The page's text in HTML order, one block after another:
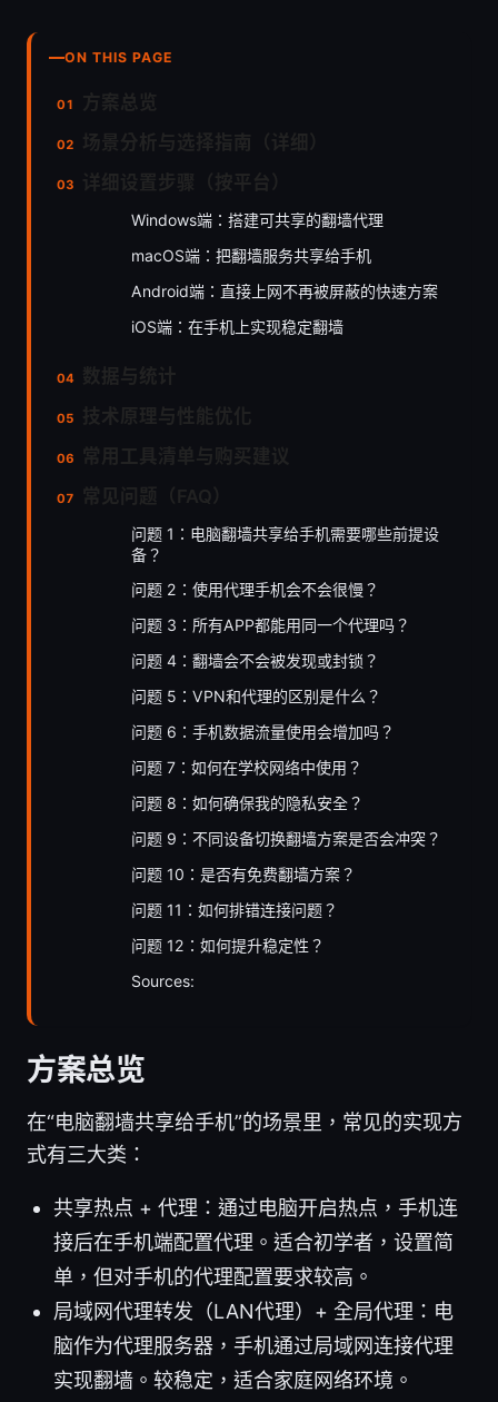
ON THIS PAGE
Windows端：搭建可共享的翻墙代理
macOS端：把翻墙服务共享给手机
Android端：直接上网不再被屏蔽的快速方案
iOS端：在手机上实现稳定翻墙
问题 1：电脑翻墙共享给手机需要哪些前提设
备？
问题 2：使用代理手机会不会很慢？
问题 3：所有APP都能用同一个代理吗？
问题 4：翻墙会不会被发现或封锁？
问题 5：VPN和代理的区别是什么？
问题 6：手机数据流量使用会增加吗？
问题 7：如何在学校网络中使用？
问题 8：如何确保我的隐私安全？
问题 9：不同设备切换翻墙方案是否会冲突？
问题 10：是否有免费翻墙方案？
问题 11：如何排错连接问题？
问题 12：如何提升稳定性？
Sources:
方案总览
在“电脑翻墙共享给手机”的场景里，常见的实现方
式有三大类：
共享热点 + 代理：通过电脑开启热点，手机连
接后在手机端配置代理。适合初学者，设置简
单，但对手机的代理配置要求较高。
局域网代理转发（LAN代理）+ 全局代理：电
脑作为代理服务器，手机通过局域网连接代理
实现翻墙。较稳定，适合家庭网络环境。